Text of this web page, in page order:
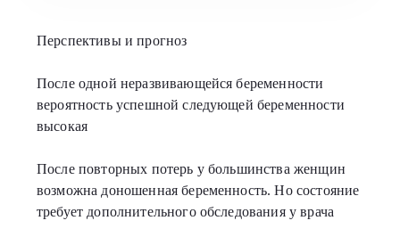
Перспективы и прогноз
После одной неразвивающейся беременности
вероятность успешной следующей беременности
высокая
После повторных потерь у большинства женщин
возможна доношенная беременность. Но состояние
требует дополнительного обследования у врача